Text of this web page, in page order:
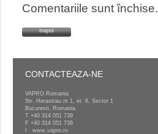
Comentariile sunt închise.
inapoi
CONTACTEAZA-NE
VAPRO Romania
Str. Herastrau nr 1, et. 6, Sector 1
Bucuresti, Romania
T +40 314 051 739
F +40 314 051 738
www.vapro.ro